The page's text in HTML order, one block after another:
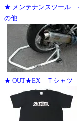
★ メンテナンスツール
の他
★ OUT★EX Ｔシャツ